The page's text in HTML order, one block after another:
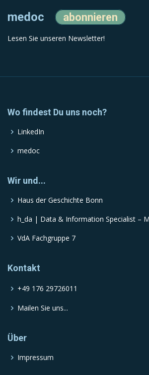
medoc abonnieren
Lesen Sie unseren Newsletter!
Wo findest Du uns noch?
LinkedIn
medoc
Wir und...
Haus der Geschichte Bonn
h_da | Data & Information Specialist –
VdA Fachgruppe 7
Kontakt
+49 176 29726011
Mailen Sie uns...
Über
Impressum